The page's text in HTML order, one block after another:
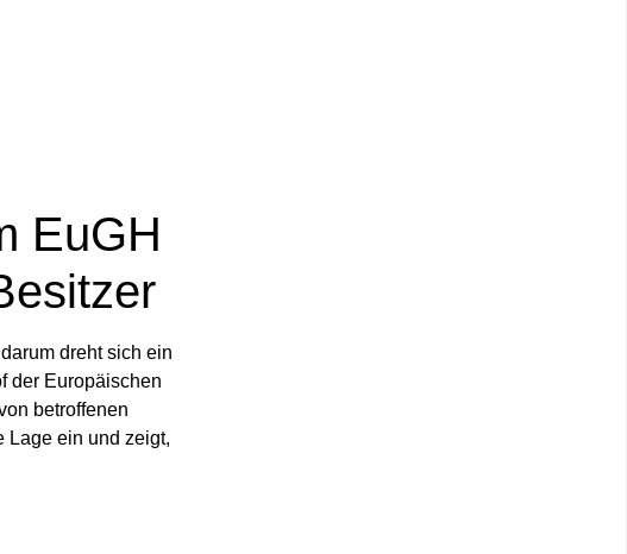
EuGH
dreht sich ein
der Europäischen
betroffenen
Lage ein und zeigt,